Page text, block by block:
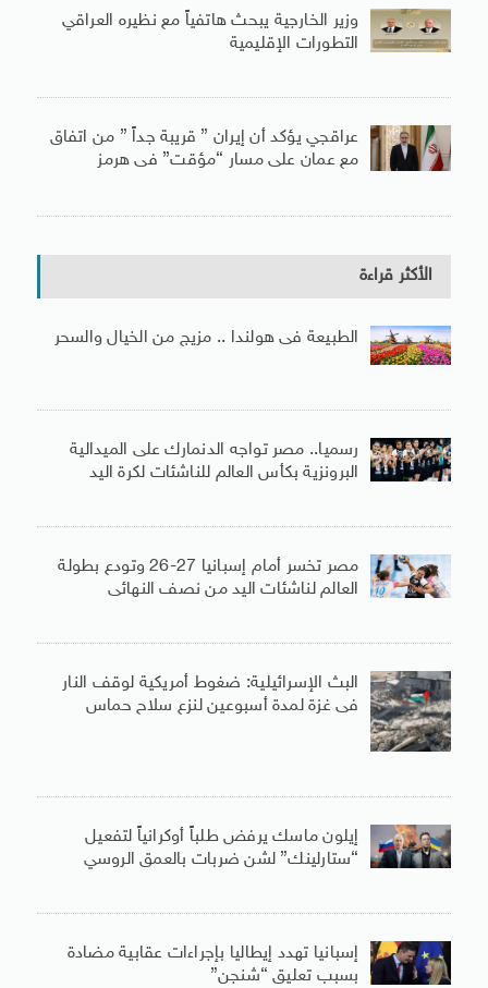
وزير الخارجية يبحث هاتفياً مع نظيره العراقي
التطورات الإقليمية
عراقجي يؤكد أن إيران ” قريبة جداً ” من اتفاق
مع عمان على مسار “مؤقت” فى هرمز
الأكثر قراءة
الطبيعة فى هولندا .. مزيج من الخيال والسحر
رسميا.. مصر تواجه الدنمارك على الميدالية
البرونزية بكأس العالم للناشئات لكرة اليد
مصر تخسر أمام إسبانيا 27-26 وتودع بطولة
العالم لناشئات اليد من نصف النهائى
البث الإسرائيلية: ضغوط أمريكية لوقف النار
فى غزة لمدة أسبوعين لنزع سلاح حماس
إيلون ماسك يرفض طلباً أوكرانياً لتفعيل
“ستارلينك” لشن ضربات بالعمق الروسي
إسبانيا تهدد إيطاليا بإجراءات عقابية مضادة
بسبب تعليق “شنجن”